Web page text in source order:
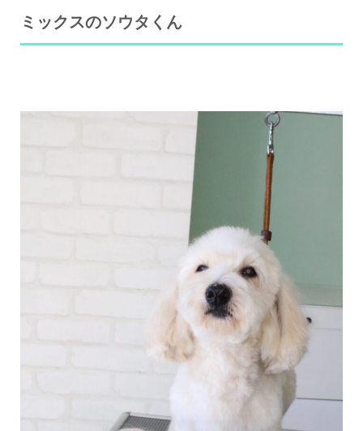
ミックスのソウタくん